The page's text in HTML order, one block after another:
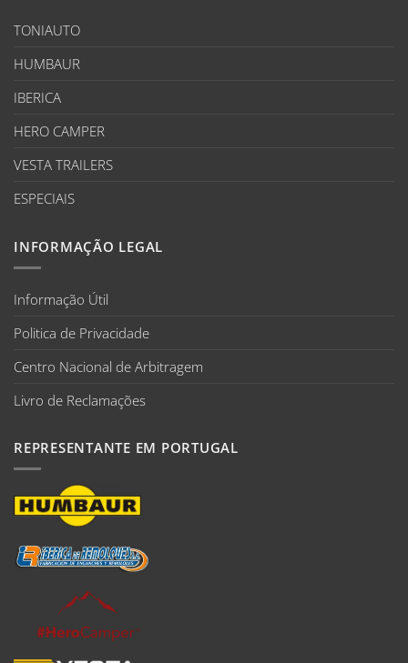
TONIAUTO
HUMBAUR
IBERICA
HERO CAMPER
VESTA TRAILERS
ESPECIAIS
INFORMAÇÃO LEGAL
Informação Útil
Politica de Privacidade
Centro Nacional de Arbitragem
Livro de Reclamações
REPRESENTANTE EM PORTUGAL